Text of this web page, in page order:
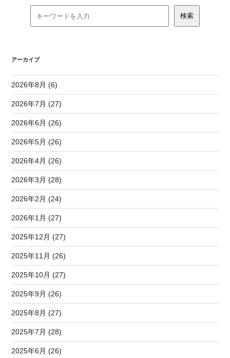
アーカイブ
2026年8月 (6)
2026年7月 (27)
2026年6月 (26)
2026年5月 (26)
2026年4月 (26)
2026年3月 (28)
2026年2月 (24)
2026年1月 (27)
2025年12月 (27)
2025年11月 (26)
2025年10月 (27)
2025年9月 (26)
2025年8月 (27)
2025年7月 (28)
2025年6月 (26)